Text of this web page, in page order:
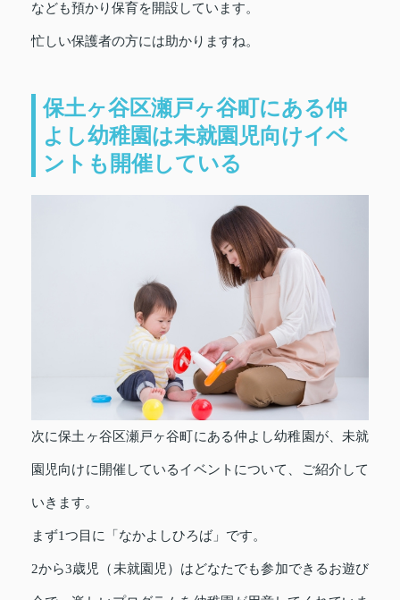
なども預かり保育を開設しています。
忙しい保護者の方には助かりますね。
保土ヶ谷区瀬戸ヶ谷町にある仲
よし幼稚園は未就園児向けイベ
ントも開催している
次に保土ヶ谷区瀬戸ヶ谷町にある仲よし幼稚園が、未就
園児向けに開催しているイベントについて、ご紹介して
いきます。
まず1つ目に「なかよしひろば」です。
2から3歳児（未就園児）はどなたでも参加できるお遊び